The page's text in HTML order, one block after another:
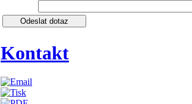
Kontakt